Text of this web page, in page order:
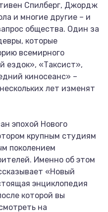
Спилберг, Джордж
и многие другие – и
общества. Один за
которые
всемирного
ездок», «Таксист»,
киносеанс» –
лет изменят
эпохой Нового
крупным студиям
поколением
Именно об этом
«Новый
энциклопедия
которой вы
на